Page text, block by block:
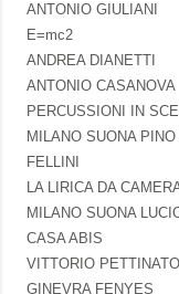
ANTONIO GIULIANI
E=mc2
ANDREA DIANETTI
ANTONIO CASANOVA
PERCUSSIONI IN
MILANO SUONA
FELLINI
LA LIRICA DA
MILANO SUONA
CASA ABIS
VITTORIO PETTINATO
GINEVRA FENYES